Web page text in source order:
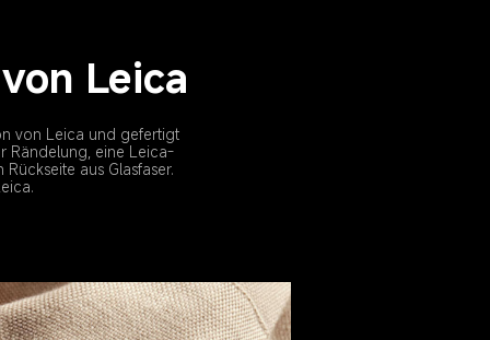
Leica
von Leica und gefertigt
Rändelung, eine Leica-
aus Glasfaser.